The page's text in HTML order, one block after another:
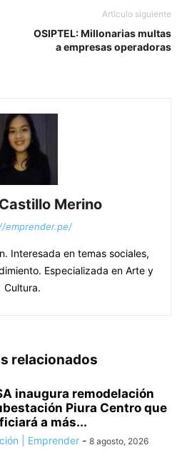
Artículo siguiente
OSIPTEL: Millonarias multas
a empresas operadoras
Merino
emprender.pe/
Interesada en temas sociales,
Especializada en Arte y
Cultura.
relacionados
inaugura remodelación
Piura Centro que
a más...
| Emprender - 8 agosto, 2026